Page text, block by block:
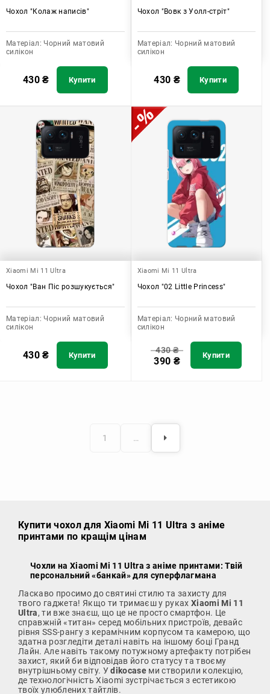
Чохол "Колаж написів"
Матеріал: Чорний матовий
силікон
430₴ Купити
Чохол "Вовк з Уолл-стріт"
Матеріал: Чорний матовий
силікон
430 ₴ Купити
Xiaomi Mi 11 Ultra
Чохол "Ван Піс розшукується"
Матеріал: Чорний матовий
силікон
430₴ Купити
Xiaomi Mi 11 Ultra
Чохол "02 Little Princess"
Матеріал: Чорний матовий
силікон
430₴
390 ₴ Купити
1 …
Купити чохол для Xiaomi Mi 11 Ultra з аніме
принтами по кращім цінам
Чохли на Xiaomi Mi 11 Ultra з аніме принтами: Твій
персональний «банкай» для суперфлагмана
Ласкаво просимо до святині стилю та захисту для
твого гаджета! Якщо ти тримаєш у руках Xiaomi Mi 11
Ultra, ти вже знаєш, що це не просто смартфон. Це
справжній «титан» серед мобільних пристроїв, девайс
рівня SSS-рангу з керамічним корпусом та камерою, що
здатна розгледіти деталі навіть на іншому боці Гранд
Лайн. Але навіть такому потужному артефакту потрібен
захист, який би відповідав його статусу та твоєму
внутрішньому світу. Уdikocase ми створили колекцію,
де технологічність Xiaomi зустрічається з естетикою
твоїх улюблених тайтлів.